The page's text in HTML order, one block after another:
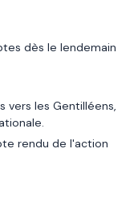
dès le lendemain
vers les Gentilléens,
rendu de l'action